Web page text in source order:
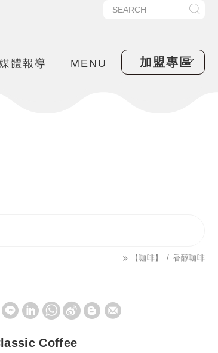
體報導 MENU 加盟專區
【咖啡】 香醇咖啡
Coffee